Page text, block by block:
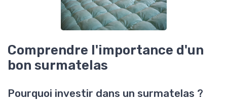
Comprendre l'importance d'un
bon surmatelas
Pourquoi investir dans un surmatelas ?